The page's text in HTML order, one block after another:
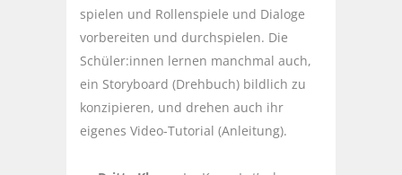
spielen und Rollenspiele und Dialoge
vorbereiten und durchspielen. Die
Schüler:innen lernen manchmal auch,
ein Storyboard (Drehbuch) bildlich zu
konzipieren, und drehen auch ihr
eigenes Video-Tutorial (Anleitung).